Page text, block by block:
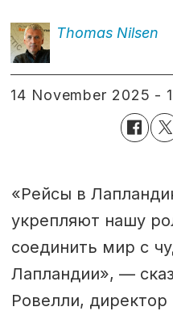
Thomas Nilsen
14 November 2025 -
«Рейсы в
укрепляют нашу
соединить мир с
Лапландии», —
Ровелли,